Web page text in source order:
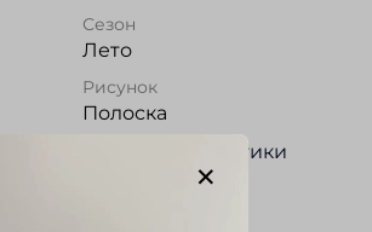
Сезон
Лето
Рисунок
Полоска
Все характеристики